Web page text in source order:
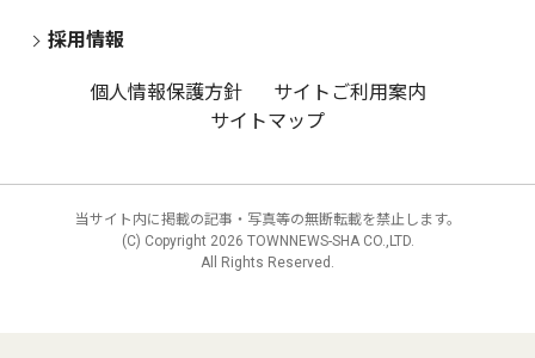
採用情報
個人情報保護方針
サイトご利用案内
サイトマップ
当サイト内に掲載の記事・写真等の無断転載を禁止します。
(C) Copyright 2026 TOWNNEWS-SHA CO.,LTD.
All Rights Reserved.